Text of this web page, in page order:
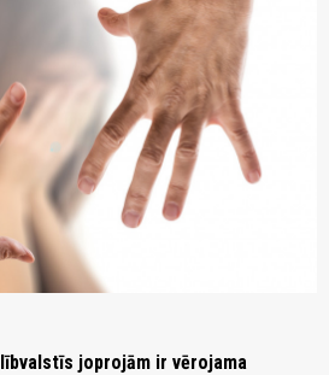
joprojām ir vērojama